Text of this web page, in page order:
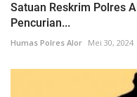
Satuan Reskrim Polres
Pencurian...
Humas Polres Alor Mei 30, 2024